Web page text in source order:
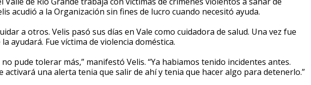
acudió a la Organización sin fines de lucro cuando necesitó ayuda.
a otros. Velis pasó sus días en Vale como cuidadora de salud. Una vez fue
ayudará. Fue víctima de violencia doméstica.
pude tolerar más,” manifestó Velis. “Ya habiamos tenido incidentes antes.
activará una alerta tenia que salir de ahí y tenia que hacer algo para detenerlo.”